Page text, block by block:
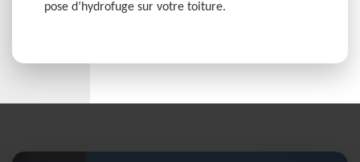
pose d’hydrofuge sur votre toiture.